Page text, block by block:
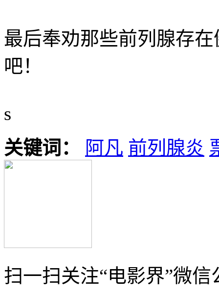
最后奉劝那些前列腺存
吧！
s
关键词：
阿凡 前列腺炎
扫一扫关注“电影界”微信